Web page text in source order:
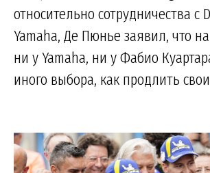
относительно сотрудничества с
Yamaha, Де Пюнье заявил, что
ни у Yamaha, ни у Фабио
иного выбора, как продлить